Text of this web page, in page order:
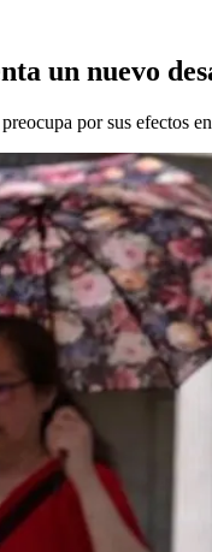
un nuevo
por sus efectos